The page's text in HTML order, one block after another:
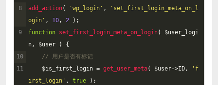
8
9
10
11
add_action( 'wp_login' ,
'set_first_login_meta_on_l
ogin' , 10 , 2 ) ;
function set_first_login_meta_on_login( $user_logi
n , $user )
{
// 用户是否有标记
$is_first_login = get_user_meta( $user->ID ,
'f
irst_login' , true ) ;